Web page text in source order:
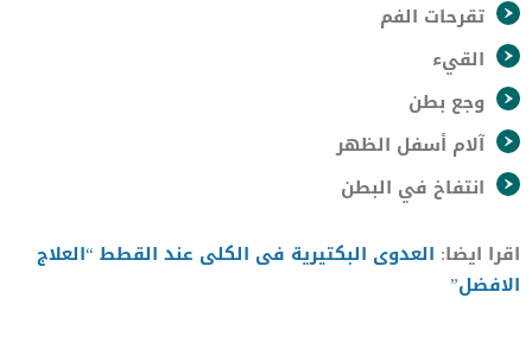
تقرحات الفم
القيء
وجع بطن
آلام أسفل الظهر
انتفاخ في البطن
اقرا ايضا: العدوى البكتيرية فى الكلى عند القطط “العلاج
الافضل”